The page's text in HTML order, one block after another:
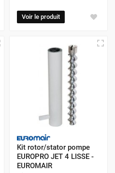
Voir le produit
Kit rotor/stator pompe
EUROPRO JET 4 LISSE -
EUROMAIR